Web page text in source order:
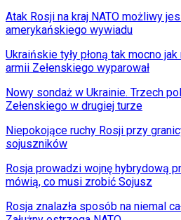
Atak Rosji na kraj NATO możliwy
amerykańskiego wywiadu
Ukraińskie tyły płoną tak mocno
armii Zełenskiego wyparował
Nowy sondaż w Ukrainie. Trzech
Zełenskiego w drugiej turze
Niepokojące ruchy Rosji przy
sojuszników
Rosja prowadzi wojnę hybrydową
mówią, co musi zrobić Sojusz
Rosja znalazła sposób na niemal